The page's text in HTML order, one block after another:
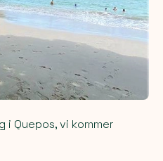
Quepos, vi kommer